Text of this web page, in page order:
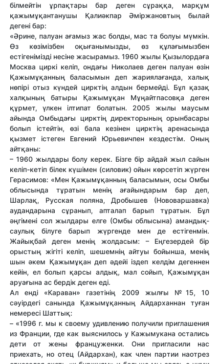
білмейтін ұрпақтары бар деген сұраққа, марқұм
қажымұқантанушы Қалиәкпар Әміржановтың былай
дегені бар:
«Әрине, палуан ағамыз жас болды, мас та болуы мүмкін.
Өз көзімізбен оқығанымызды, өз құлағымызбен
естігенімізді несіне жасырамыз. 1960 жылы Қызылордаға
Москва циркі келіп, ондағы Николаев деген палуан өзін
Қажымұқанның баласымын деп жариялағанда, халық
нөпірі отыз күндей цирктің алдын бермейді. Бұл қазақ
халқының батыры Қажымұқан Мұңайтпасовқа деген
құрмет, үлкен ілтипат болатын. 2005 жылы маусым
айында Омбыдағы цирктің директорының орынбасары
болып істейтін, өзі бала кезінен цирктің аренасында
қызмет істеген Евгений Юрьевичпен кездестім. Оның
айтқаны:
– 1960 жылдары болу керек. Бізге бір айдай жыл сайын
келіп-кетіп білек күшімен (силовик) ойын көрсетіп жүрген
Герасимов: «Мен Қажымұқанның баласымын, осы Омбы
облысында тұратын менің ағайындарым бар деп,
Шарлақ, Русская поляна, Дробышев (Нововаршавка)
аудандарына сұранып, апталап барып тұратын. Бұл
әңгімені сол жылдары елге (Омбы облысына) амандық-
саулық білуге барып жүргенде мен де естігенмін.
Жайықбай деген менің жолдасым: – Еңгезердей бір
орыстың жігіті келіп, шешемнің айтуы бойынша, менің
шын әкем Қажымұқан деп әдейі іздеп келдім дегеннен
кейін, ел болып қарсы алдық, мал сойып, Қажымұқан
аруағына ас бердік деген еді.
Ал енді «Караван» газетінің 2009 жылғы №15, 10
сәуірдегі санында Қажымұқанның Айдарханнан туған
немересі Шаттық:
– «1996 г. мы к своему удивлению получили приглашения
из Франции, где как выяснилось у Кажымукана остались
дети от жены француженки. Они пригласили нас
приехать, но отец (Айдархан), как член партии наотрез